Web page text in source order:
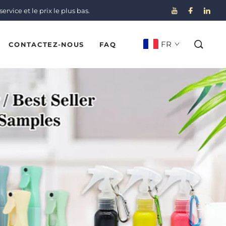
et le prix le plus bas.
CONTACTEZ-NOUS FAQ FR